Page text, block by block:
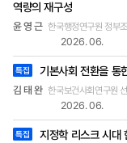
직책),
호
역량의 재구성
윤 영 근 한국행정연구원 정부
2026. 06.
특집 기본사회 전환을 통
김 태 완 한국보건사회연구원
2026. 06.
특집 지정학 리스크 시대